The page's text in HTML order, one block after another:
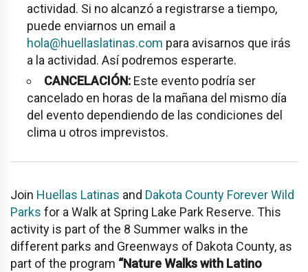
actividad. Si no alcanzó a registrarse a tiempo,
puede enviarnos un email a
hola@huellaslatinas.com para avisarnos que irás
a la actividad. Así podremos esperarte.
CANCELACIÓN: Este evento podría ser
cancelado en horas de la mañana del mismo día
del evento dependiendo de las condiciones del
clima u otros imprevistos.
Join Huellas Latinas and Dakota County Forever Wild
Parks for a Walk at Spring Lake Park Reserve. This
activity is part of the 8 Summer walks in the
different parks and Greenways of Dakota County, as
part of the program “Nature Walks with Latino